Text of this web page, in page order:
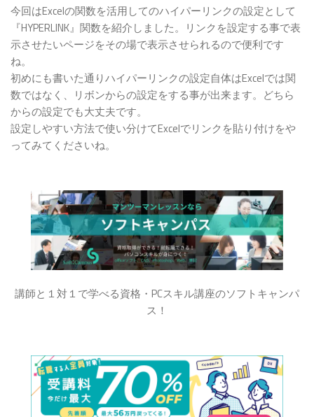
今回はExcelの関数を活用してのハイパーリンクの設定として
『HYPERLINK』関数を紹介しました。リンクを設定する事で表
示させたいページをその場で表示させられるので便利です
ね。
初めにも書いた通りハイパーリンクの設定自体はExcelでは関
数ではなく、リボンからの設定をする事が出来ます。どちら
からの設定でも大丈夫です。
設定しやすい方法で使い分けてExcelでリンクを貼り付けをや
ってみてくださいね。
講師と１対１で学べる資格・PCスキル講座のソフトキャンパ
ス！